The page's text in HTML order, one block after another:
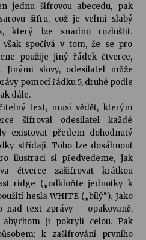
jednu šifrovou abecedu, pak
šifru, což je velmi slabý
který lze snadno rozluštit.
však spočívá v tom, že se pro
použije jiný řádek čtverce,
Jinými slovy, odesilatel může
pomocí řádku 5, druhé podle
dále.
text, musí vědět, kterým
šifroval odesilatel každé
existovat předem dohodnutý
střídají. Toho lze dosáhnout
ilustraci si předvedeme, jak
čtverce zašifrovat krátkou
ridge („odkloňte jednotky k
hesla WHITE („bílý“). Jako
nad text zprávy – opakovaně,
ji pokryli celou. Pak
k zašifrování prvního